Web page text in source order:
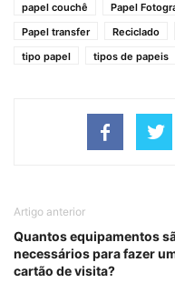
papel couchê
Papel
Papel transfer
Reciclado
tipo papel
tipos de papeis
Artigo anterior
Quantos equipamentos
necessários para fazer
cartão de visita?